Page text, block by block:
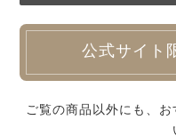
公式サイト
ご覧の商品以外にも、